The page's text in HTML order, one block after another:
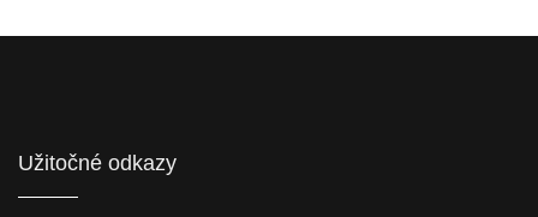
Užitočné odkazy